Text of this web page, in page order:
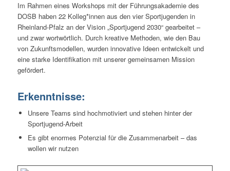
Im Rahmen eines Workshops mit der Führungsakademie des
DOSB haben 22 Kolleg*innen aus den vier Sportjugenden in
Rheinland-Pfalz an der Vision „Sportjugend 2030“ gearbeitet –
und zwar wortwörtlich. Durch kreative Methoden, wie den Bau
von Zukunftsmodellen, wurden innovative Ideen entwickelt und
eine starke Identifikation mit unserer gemeinsamen Mission
gefördert.
Erkenntnisse:
Unsere Teams sind hochmotiviert und stehen hinter der
Sportjugend-Arbeit
Es gibt enormes Potenzial für die Zusammenarbeit – das
wollen wir nutzen